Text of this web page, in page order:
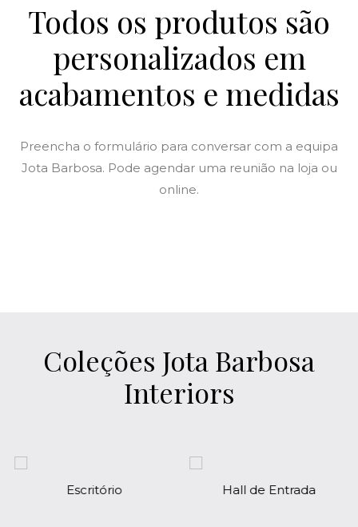
Todos os produtos são
personalizados em
acabamentos e medidas
Preencha o formulário para conversar com a equipa
Jota Barbosa. Pode agendar uma reunião na loja ou
online.
Coleções Jota Barbosa
Interiors
Escritório Hall de Entrada